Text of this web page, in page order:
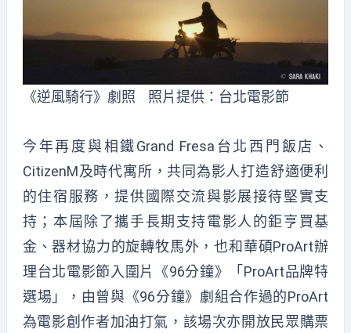
《逆風騎行》劇照 照片提供：台北電影節
今年再度與相鐵Grand Fresa台北西門飯店、
CitizenM及時代寓所，共同為影人打造舒適便利
的住宿服務，提供國際交流與影展接待堅實支
持；本屆除了攜手長期支持電影人的鉅亨買基
金、器材協力的旋轉牧馬外，也和華碩ProArt辦
理台北電影節入圍片《96分鐘》「ProArt品牌特
選場」，由曾與《96分鐘》劇組合作過的ProArt
為電影創作者加油打氣，該場次亦開放民眾購票